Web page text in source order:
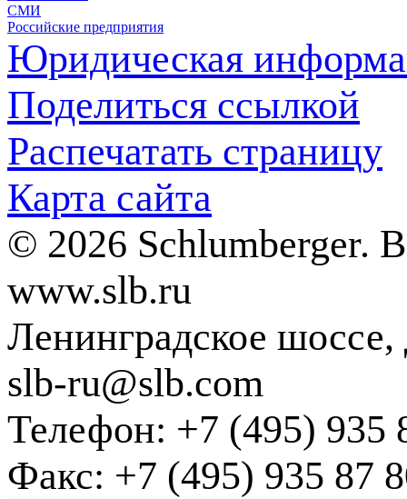
СМИ
Российские предприятия
Юридическая
Поделиться ссылкой
Распечатать страницу
Карта сайта
© 2026 Schlumberger.
www.slb.ru
Ленинградское
slb-ru@slb.com
Телефон: +7 (495) 935
Факс: +7 (495) 935 87